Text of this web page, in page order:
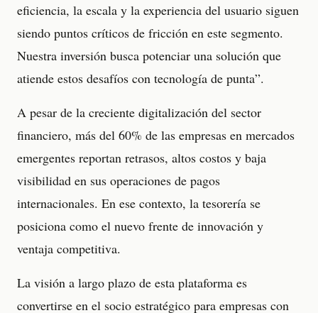
eficiencia, la escala y la experiencia del usuario siguen
siendo puntos críticos de fricción en este segmento.
Nuestra inversión busca potenciar una solución que
atiende estos desafíos con tecnología de punta”.
A pesar de la creciente digitalización del sector
financiero, más del 60% de las empresas en mercados
emergentes reportan retrasos, altos costos y baja
visibilidad en sus operaciones de pagos
internacionales. En ese contexto, la tesorería se
posiciona como el nuevo frente de innovación y
ventaja competitiva.
La visión a largo plazo de esta plataforma es
convertirse en el socio estratégico para empresas con